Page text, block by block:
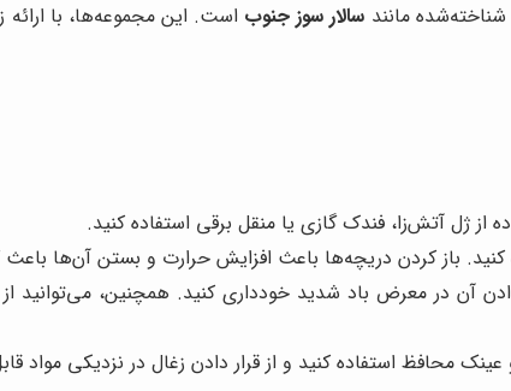
مانند سالار سوز جنوب است. این مجموعه‌ها، با
ژل آتش‌زا، فندک گازی یا منقل برقی استفاده کنید.
کنید. باز کردن دریچه‌ها باعث افزایش حرارت و بستن آن‌ها
آن در معرض باد شدید خودداری کنید. همچنین، می‌توانید
محافظ استفاده کنید و از قرار دادن زغال در نزدیکی مواد